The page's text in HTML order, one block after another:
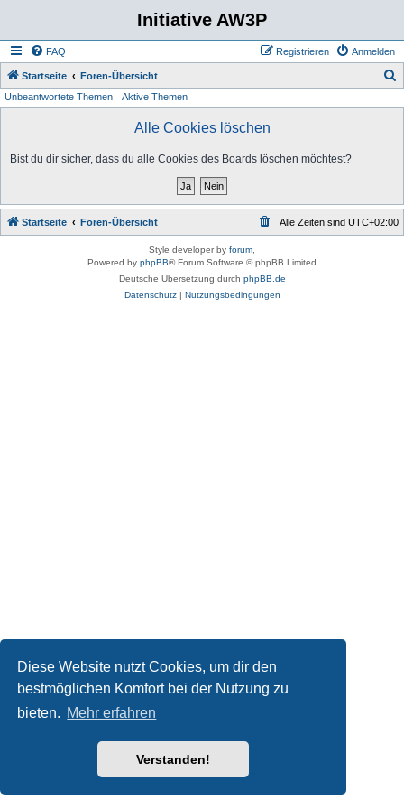
Diese Website nutzt Cookies, um dir den
bestmöglichen Komfort bei der Nutzung zu
bieten. Mehr erfahren
Verstanden!
Initiative AW3P
FAQ Anmelden
Registrieren
Startseite Foren-Übersicht
Unbeantwortete Themen Aktive Themen
Alle Cookies löschen
Bist du dir sicher, dass du alle Cookies des Boards löschen möchtest?
Startseite Foren-Übersicht Alle Zeiten sind UTC+02:00
Style developer by forum
Powered by phpBB® Forum Software © phpBB Limited
Deutsche Übersetzung durch phpBB.de
Datenschutz| Nutzungsbedingungen